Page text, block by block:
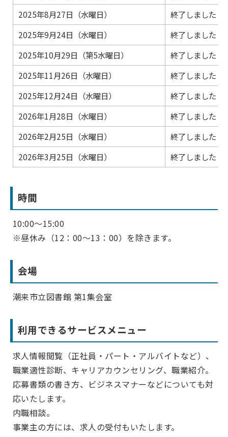
2025年8月27日（水曜日）
終了しました
2025年9月24日（水曜日）
終了しました
2025年10月29日（第5水曜日）
終了しました
2025年11月26日（水曜日）
終了しました
2025年12月24日（水曜日）
終了しました
2026年1月28日（水曜日）
終了しました
2026年2月25日（水曜日）
終了しました
2026年3月25日（水曜日）
終了しました
時間
10:00～15:00
※昼休み（12：00～13：00）を除きます。
会場
潮来市立図書館 第1集会室
利用できるサービスメニュー
求人情報閲覧（正社員・パート・アルバイトなど）、
職業適性診断、キャリアカウンセリング、職業紹介。
応募書類の書き方、ビジネスマナーなどについても対
応いたします。
内職相談。
事業主の方には、求人の受付もいたします。